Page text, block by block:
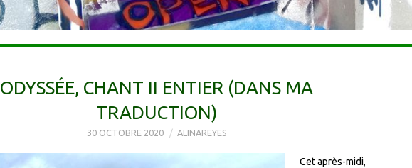
ODYSSÉE, CHANT II ENTIER (DANS MA
TRADUCTION)
30 OCTOBRE 2020 ALINAREYES
Cet après-midi,